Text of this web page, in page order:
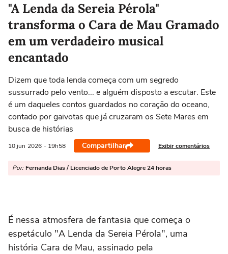
"A Lenda da Sereia Pérola"
transforma o Cara de Mau Gramado
em um verdadeiro musical
encantado
Dizem que toda lenda começa com um segredo
sussurrado pelo vento... e alguém disposto a escutar. Este
é um daqueles contos guardados no coração do oceano,
contado por gaivotas que já cruzaram os Sete Mares em
busca de histórias
10 jun 2026 - 19h58 Compartilhar Exibir comentários
Por: Fernanda Dias / Licenciado de Porto Alegre 24 horas
É nessa atmosfera de fantasia que começa o
espetáculo "A Lenda da Sereia Pérola", uma
história Cara de Mau, assinado pela